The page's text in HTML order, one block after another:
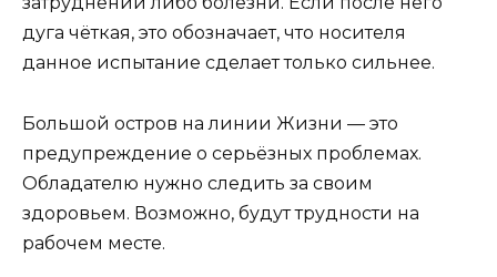
дуга чёткая, это обозначает, что носителя
данное испытание сделает только сильнее.
Большой остров на линии Жизни — это
предупреждение о серьёзных проблемах.
Обладателю нужно следить за своим
здоровьем. Возможно, будут трудности на
рабочем месте.